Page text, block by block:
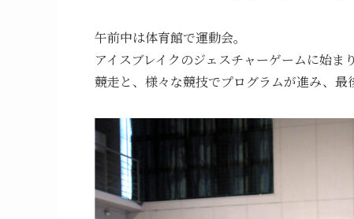
午前中は体育館で運動会。
アイスブレイクのジェスチャーゲームに始
競走と、様々な競技でプログラムが進み、最